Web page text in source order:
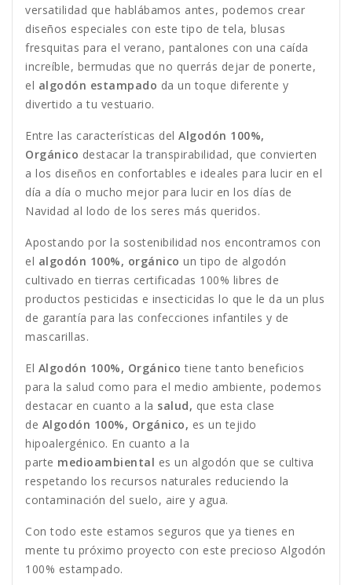
versatilidad que hablábamos antes, podemos crear
diseños especiales con este tipo de tela, blusas
fresquitas para el verano, pantalones con una caída
increíble, bermudas que no querrás dejar de ponerte,
el algodón estampado da un toque diferente y
divertido a tu vestuario.
Entre las características del Algodón 100%,
Orgánico destacar la transpirabilidad, que convierten
a los diseños en confortables e ideales para lucir en el
día a día o mucho mejor para lucir en los días de
Navidad al lodo de los seres más queridos.
Apostando por la sostenibilidad nos encontramos con
el algodón 100%, orgánico un tipo de algodón
cultivado en tierras certificadas 100% libres de
productos pesticidas e insecticidas lo que le da un plus
de garantía para las confecciones infantiles y de
mascarillas.
El Algodón 100%, Orgánico tiene tanto beneficios
para la salud como para el medio ambiente, podemos
destacar en cuanto a la salud, que esta clase
de Algodón 100%, Orgánico, es un tejido
hipoalergénico. En cuanto a la
parte medioambiental es un algodón que se cultiva
respetando los recursos naturales reduciendo la
contaminación del suelo, aire y agua.
Con todo este estamos seguros que ya tienes en
mente tu próximo proyecto con este precioso Algodón
100% estampado.